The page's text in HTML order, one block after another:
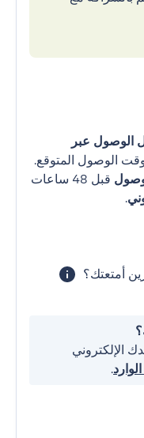
الوصول عبر
الوصول المتوقع.
قبل 48 ساعات
.
أمتعتك؟
الإلكتروني
.